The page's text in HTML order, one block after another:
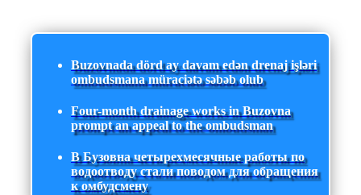
Buzovnada dörd ay davam edən drenaj işləri
ombudsmana müraciətə səbəb olub
Four-month drainage works in Buzovna
prompt an appeal to the ombudsman
В Бузовна четырехмесячные работы по
водоотводу стали поводом для обращения
к омбудсмену